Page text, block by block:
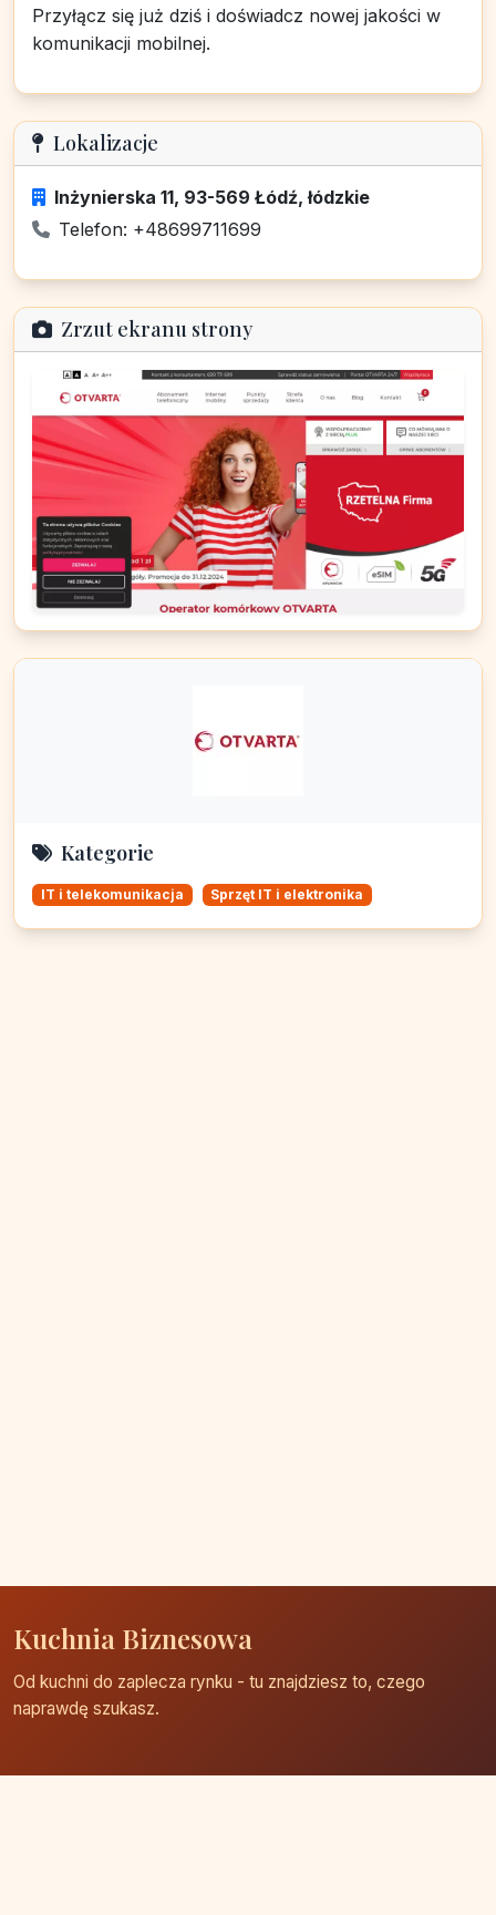
Przyłącz się już dziś i doświadcz nowej jakości w
komunikacji mobilnej.
Lokalizacje
Inżynierska 11, 93-569 Łódź, łódzkie
Telefon: +48699711699
Zrzut ekranu strony
Kategorie
IT i telekomunikacja Sprzęt IT i elektronika
Kuchnia Biznesowa
Od kuchni do zaplecza rynku - tu znajdziesz to, czego
naprawdę szukasz.